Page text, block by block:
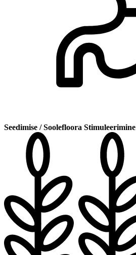
Seedimise / Soolefloora Stimuleerimine